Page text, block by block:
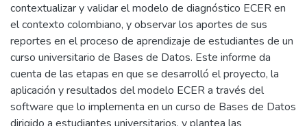
contextualizar y validar el modelo de diagnóstico ECER en
el contexto colombiano, y observar los aportes de sus
reportes en el proceso de aprendizaje de estudiantes de un
curso universitario de Bases de Datos. Este informe da
cuenta de las etapas en que se desarrolló el proyecto, la
aplicación y resultados del modelo ECER a través del
software que lo implementa en un curso de Bases de Datos